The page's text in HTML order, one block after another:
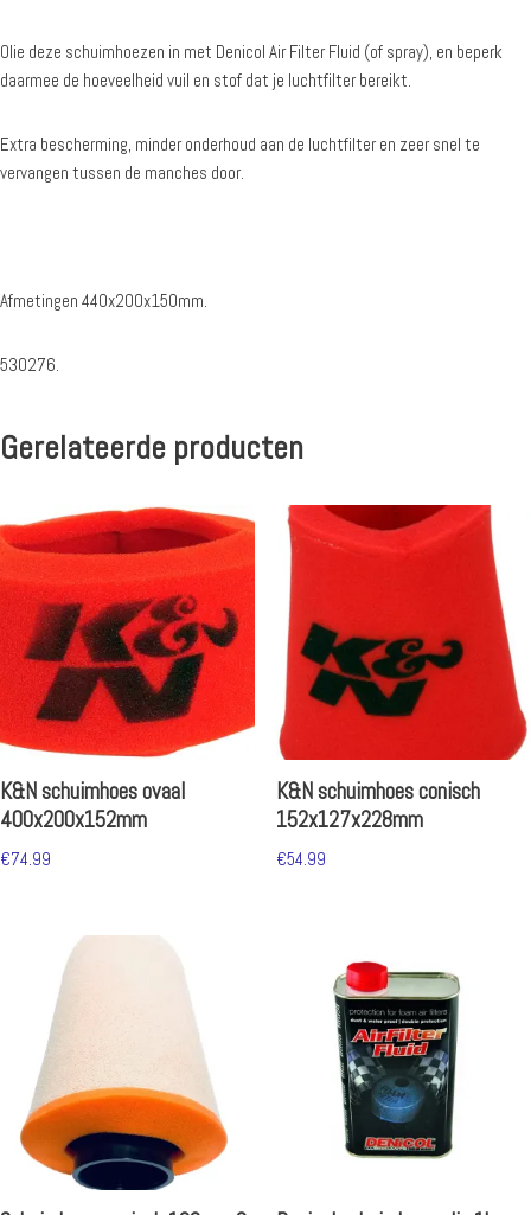
Olie deze schuimhoezen in met Denicol Air Filter Fluid (of spray), en beperk
daarmee de hoeveelheid vuil en stof dat je luchtfilter bereikt.
Extra bescherming, minder onderhoud aan de luchtfilter en zeer snel te
vervangen tussen de manches door.
Afmetingen 440x200x150mm.
530276.
Gerelateerde producten
K&N schuimhoes ovaal
400x200x152mm
€74.99
K&N schuimhoes conisch
152x127x228mm
€54.99